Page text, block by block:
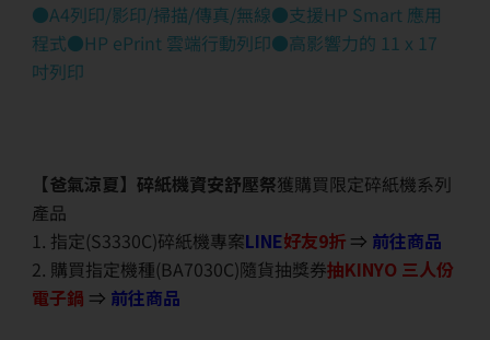
●A4列印/影印/掃描/傳真/無線●支援HP Smart 應用
程式●HP ePrint 雲端行動列印●高影響力的 11 x 17
吋列印
【爸氣涼夏】碎紙機資安舒壓祭獲購買限定碎紙機系列
產品
1. 指定(S3330C)碎紙機專案LINE好友9折 ⇒ 前往商品
2. 購買指定機種(BA7030C)隨貨抽獎券抽KINYO 三人份
電子鍋 ⇒ 前往商品